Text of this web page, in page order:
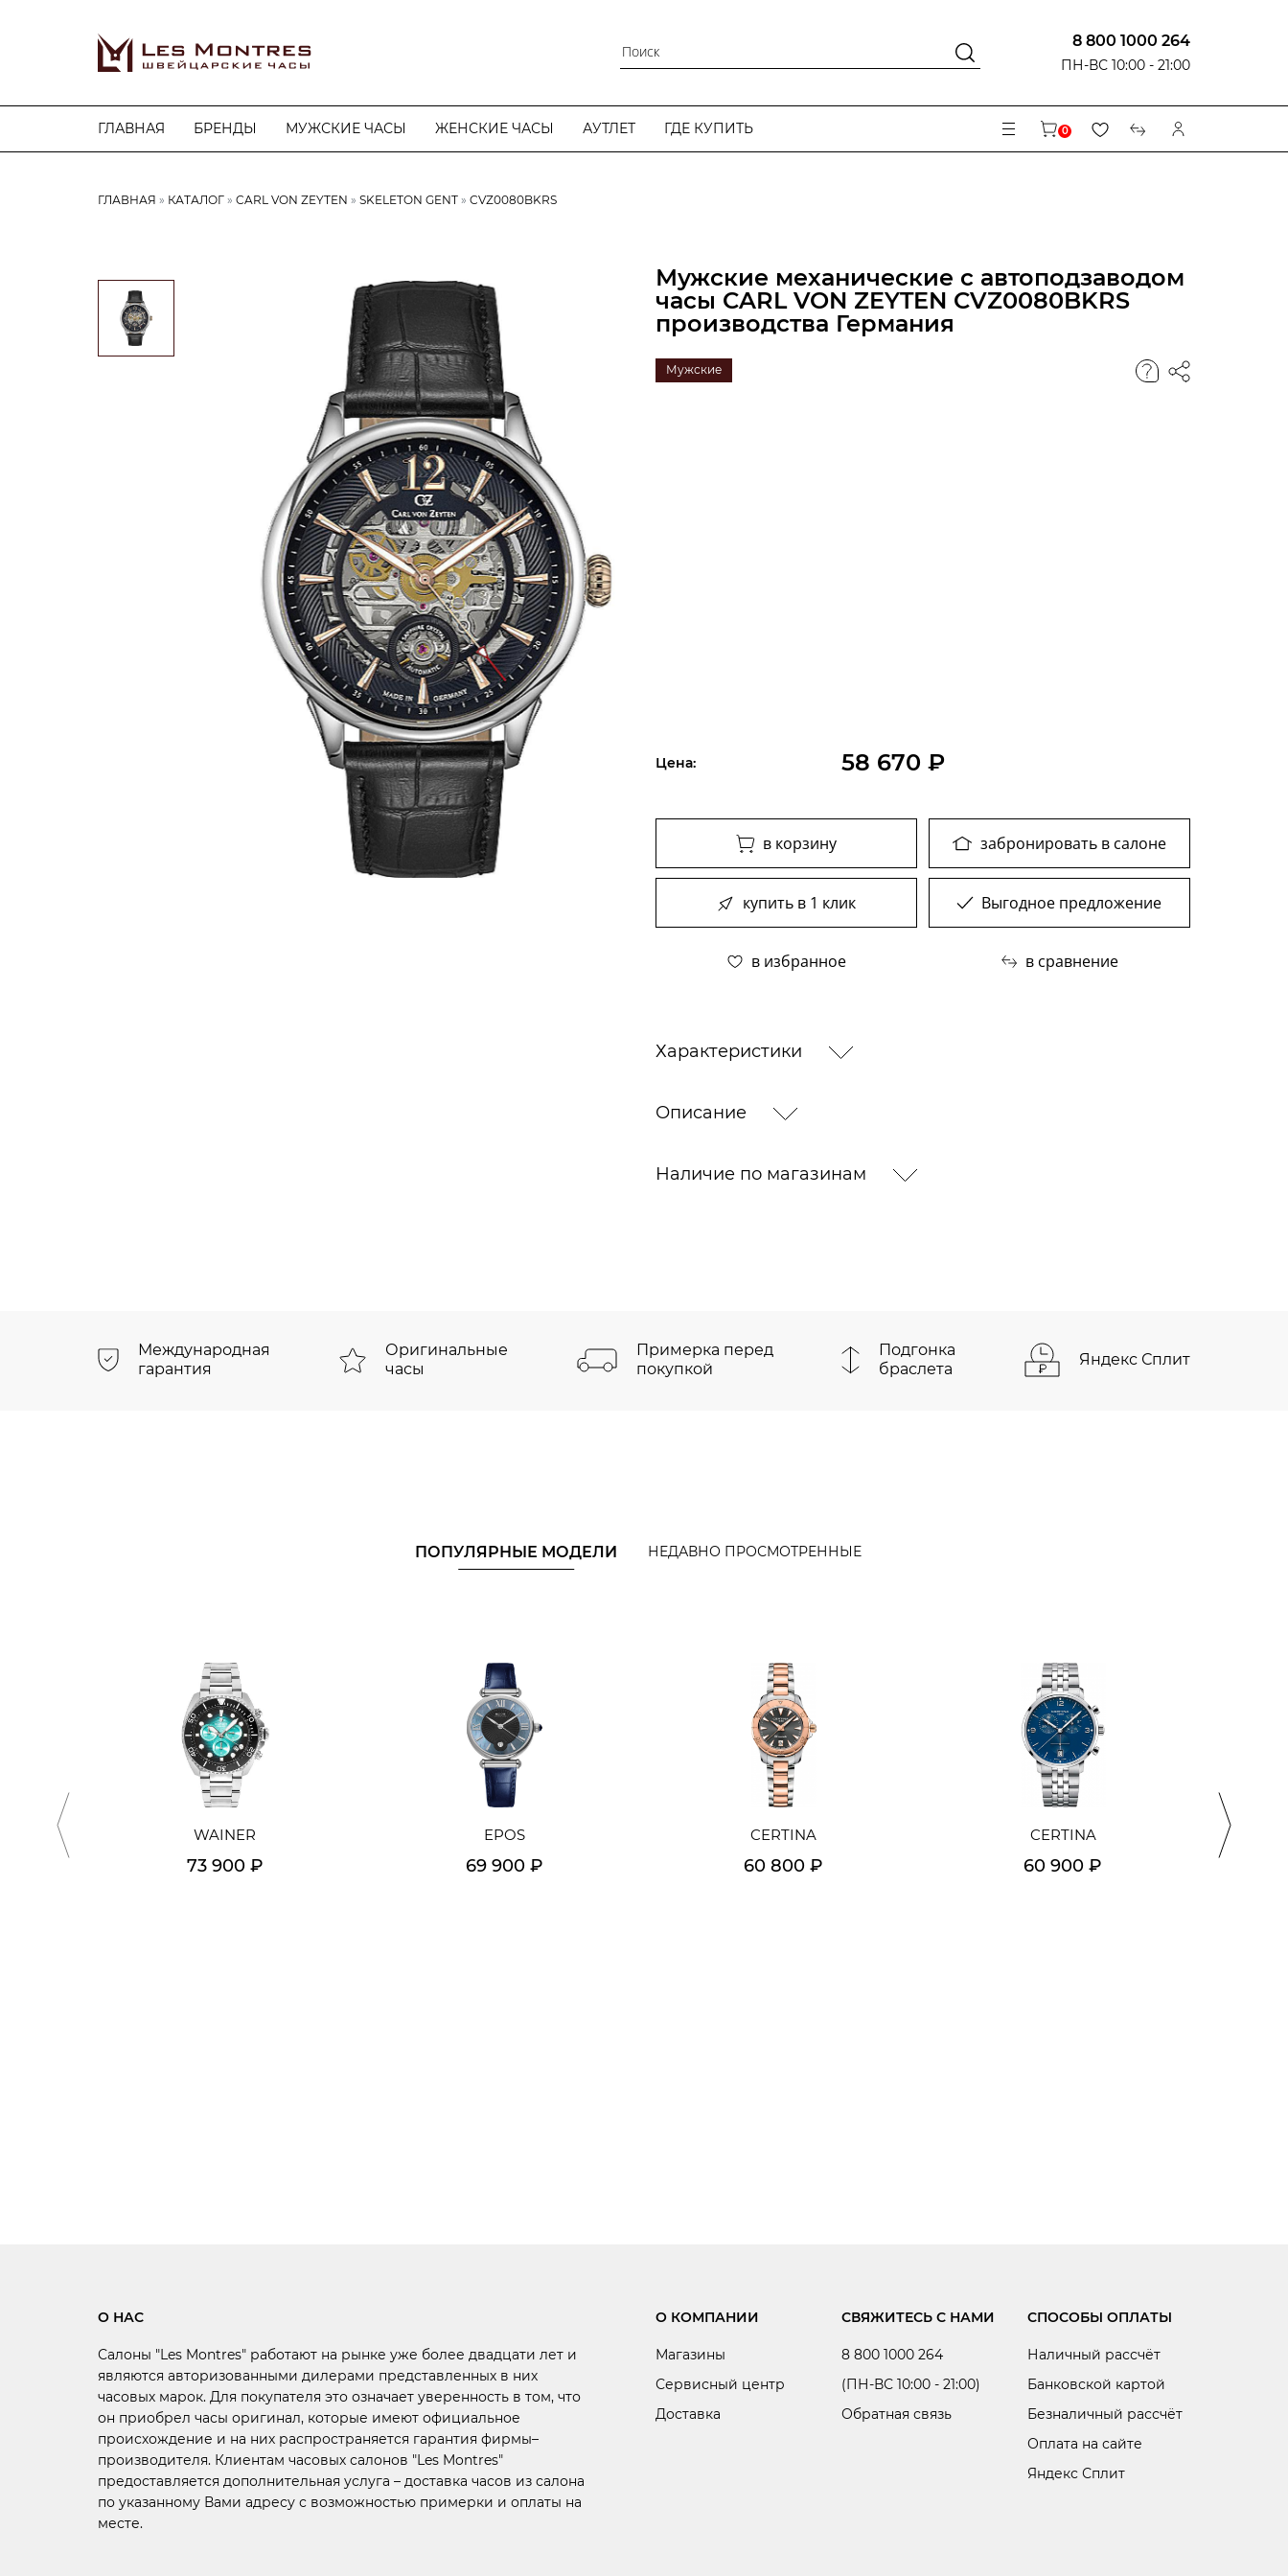
8 800 1000 264
ПН-ВС 10:00 - 21:00
ГЛАВНАЯ БРЕНДЫ МУЖСКИЕ ЧАСЫ ЖЕНСКИЕ ЧАСЫ АУТЛЕТ ГДЕ КУПИТЬ 0
ГЛАВНАЯ КАТАЛОГ CARL VON ZEYTEN SKELETON GENT CVZ0080BKRS
Мужские механические с автоподзаводом
часы CARL VON ZEYTEN CVZ0080BKRS
производства Германия
Мужские
Цена: 58 670 ₽
в корзину забронировать в салоне
купить в 1 клик Выгодное предложение
в избранное в сравнение
Характеристики
Описание
Наличие по магазинам
Международная
гарантия
Оригинальные
часы
Примерка перед
покупкой
Подгонка
браслета
Яндекс Сплит
ПОПУЛЯРНЫЕ МОДЕЛИ НЕДАВНО ПРОСМОТРЕННЫЕ
WAINER
73 900 ₽
EPOS
69 900 ₽
CERTINA
60 800 ₽
CERTINA
60 900 ₽
О НАС
Салоны "Les Montres" работают на рынке уже более двадцати лет и
являются авторизованными дилерами представленных в них
часовых марок. Для покупателя это означает уверенность в том, что
он приобрел часы оригинал, которые имеют официальное
происхождение и на них распространяется гарантия фирмы–
производителя. Клиентам часовых салонов "Les Montres"
предоставляется дополнительная услуга – доставка часов из салона
по указанному Вами адресу с возможностью примерки и оплаты на
месте.
О КОМПАНИИ
Магазины
Сервисный центр
Доставка
СВЯЖИТЕСЬ С НАМИ
8 800 1000 264
(ПН-ВС 10:00 - 21:00)
Обратная связь
СПОСОБЫ ОПЛАТЫ
Наличный рассчёт
Банковской картой
Безналичный рассчёт
Оплата на сайте
Яндекс Сплит